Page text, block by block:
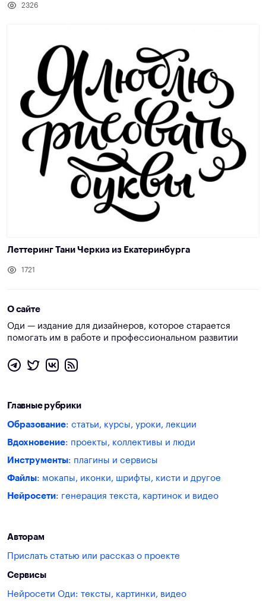
2326
Леттеринг Тани Черкиз из Екатеринбурга
1721
О сайте
Оди — издание для дизайнеров, которое старается
помогать им в работе и профессиональном развитии
Главные рубрики
Образование: статьи, курсы, уроки, лекции
Вдохновение: проекты, коллективы и люди
Инструменты: плагины и сервисы
Файлы: мокапы, иконки, шрифты, кисти и другое
Нейросети: генерация текста, картинок и видео
Авторам
Прислать статью или рассказ о проекте
Сервисы
Нейросети Оди: тексты, картинки, видео